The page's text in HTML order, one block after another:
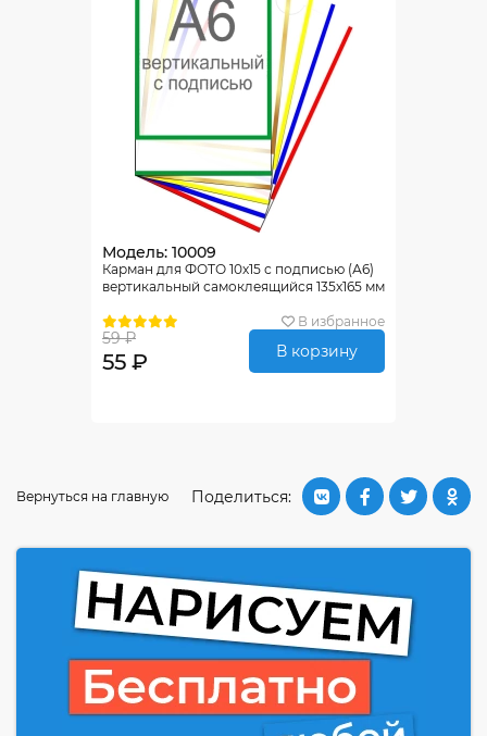
Модель: 10009
Карман для ФОТО 10х15 с подписью (А6)
вертикальный самоклеящийся 135х165 мм
В избранное
59 ₽
55 ₽ В корзину
Поделиться:
Вернуться на главную